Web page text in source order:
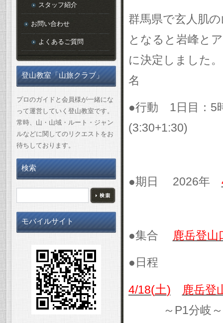
群馬県で玄人肌
となると岩峰と
に決定しまし
●行動 1日目： 5
(3:30+1:30)
●期日 2026年
●集合 鹿岳登山
●日程
4/18(土)
鹿岳登
～ P1分岐
スタッフ紹介
お問い合わせ
よくあるご質問
登山教室「山旅クラブ」
プロのガイドと会員様が一緒にな
って運営していく登山教室です。
常時、山・山域・ルート・ジャン
ルなどに関してのリクエストをお
待ちしております。
検索
モバイルサイト